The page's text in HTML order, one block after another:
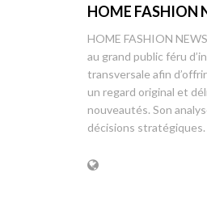
HOME FASHION
HOME FASHION
au grand public féru
transversale afin
un regard original et
nouveautés. Son
décisions stratégiques.